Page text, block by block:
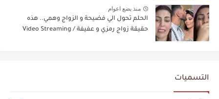
منذ بضع اعوام
الحلم تحول الي فضيحة و الزواج وهمي.. هذه
حقيقة زواج رمزي و عفيفة / Video Streaming
التسميات